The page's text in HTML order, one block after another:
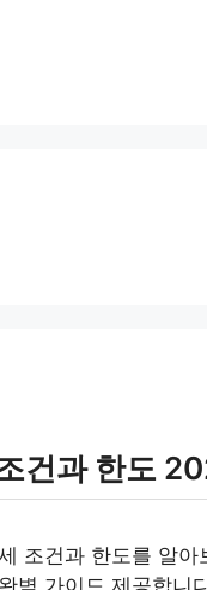
건과 한도
조건과 한도를 알
벽 가이드 제공합니